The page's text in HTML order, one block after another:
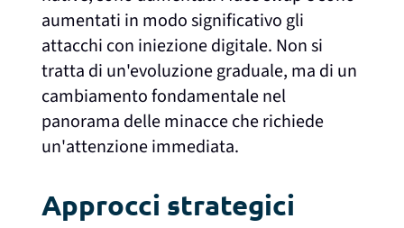
aumentati in modo significativo gli
attacchi con iniezione digitale. Non si
tratta di un'evoluzione graduale, ma di un
cambiamento fondamentale nel
panorama delle minacce che richiede
un'attenzione immediata.
Approcci strategici